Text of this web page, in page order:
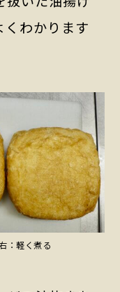
くわかります
：軽く煮る